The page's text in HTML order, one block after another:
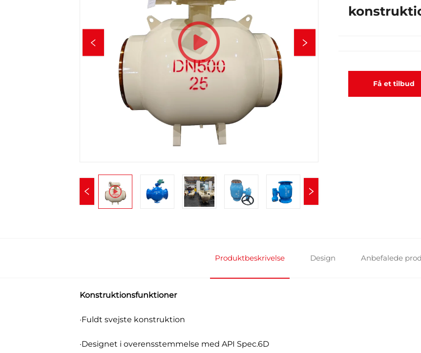
Få et tilbud
Produktbeskrivelse Design Anbefalede
Konstruktionsfunktioner
·Fuldt svejste konstruktion
·Designet i overensstemmelse med API Spec.6D